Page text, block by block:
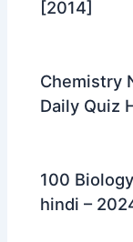
[2014]
Chemistry
Daily Quiz
100
hindi –